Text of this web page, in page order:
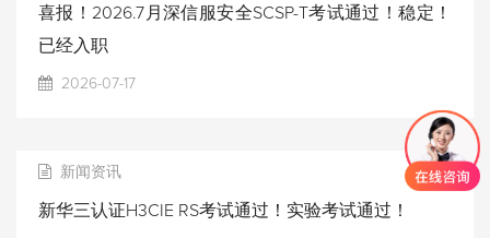
喜报！2026.7月深信服安全SCSP-T考试通过！稳定！
已经入职
2026-07-17
新闻资讯
新华三认证H3CIE RS考试通过！实验考试通过！